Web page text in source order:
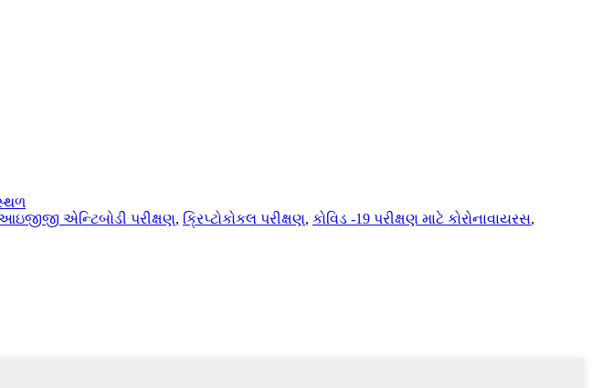
એન્ટિબોડી પરીક્ષણ, ક્રિપ્ટોકોકલ પરીક્ષણ, કોવિડ -19 પરીક્ષણ માટે કોરોનાવાયરસ,